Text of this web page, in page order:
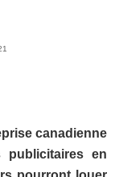
canadienne
en